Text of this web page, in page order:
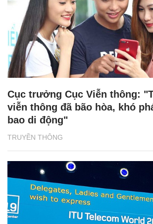
TRUYỀN THÔNG
Cục trưởng Cục Viễn thông:
viễn thông đã bão hòa, khó
bao di động"